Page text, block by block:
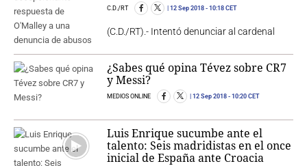
C.D./RT 12 Sep 2018 - 10:18 CET
(C.D./RT).- Intentó denunciar al cardenal
¿Sabes qué opina Tévez sobre CR7
y Messi?
MEDIOS ONLINE 12 Sep 2018 - 10:20 CET
Luis Enrique sucumbe ante el
talento: Seis madridistas en el once
inicial de España ante Croacia